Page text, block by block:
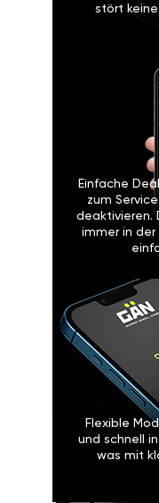
stört
Einfache
zum
deaktivieren.
immer in der
Flexible
und schnell
was mit